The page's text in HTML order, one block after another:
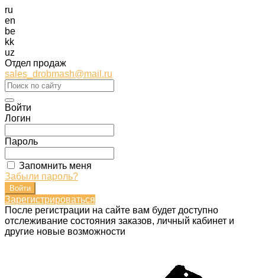
ru
en
be
kk
uz
Отдел продаж
sales_drobmash@mail.ru
Войти
Логин
Пароль
Запомнить меня
Забыли пароль?
Зарегистрироваться
После регистрации на сайте вам будет доступно
отслеживание состояния заказов, личный кабинет и
другие новые возможности